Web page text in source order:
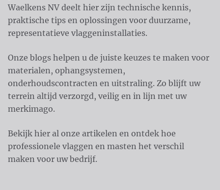
Waelkens NV deelt hier zijn technische kennis,
praktische tips en oplossingen voor duurzame,
representatieve vlaggeninstallaties.
Onze blogs helpen u de juiste keuzes te maken voor
materialen, ophangsystemen,
onderhoudscontracten en uitstraling. Zo blijft uw
terrein altijd verzorgd, veilig en in lijn met uw
merkimago.
Bekijk hier al onze artikelen en ontdek hoe
professionele vlaggen en masten het verschil
maken voor uw bedrijf.